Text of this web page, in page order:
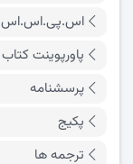
اس.پی.اس.اس
پاورپوینت کتاب
پرسشنامه
پکیج
ترجمه ها